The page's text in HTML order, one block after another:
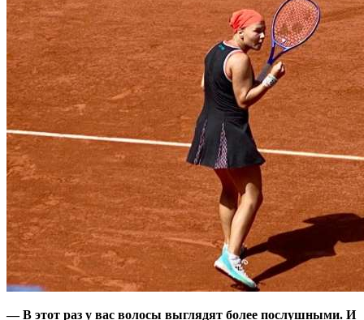
— В этот раз у вас волосы выглядят более послушными. И